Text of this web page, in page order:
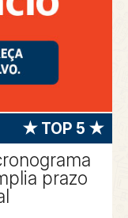
★ TOP 5 ★
prazo